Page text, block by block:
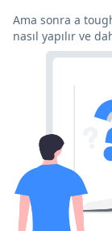
Ama sonra a
nasıl yapılır ve